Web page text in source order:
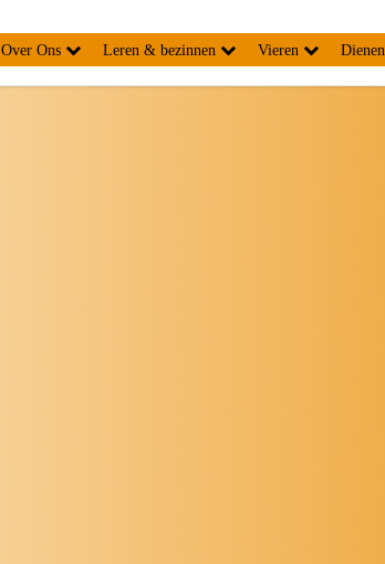
Over Ons Leren & bezinnen Vieren Dienen